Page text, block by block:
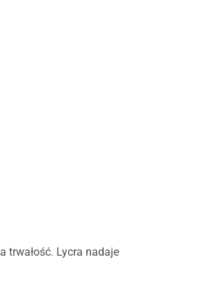
trwałość. Lycra nadaje